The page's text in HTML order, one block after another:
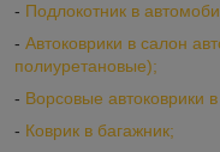
- Подлокотник в
- Автоковрики в салон
полиуретановые);
- Ворсовые автоковрики
- Коврик в багажник;